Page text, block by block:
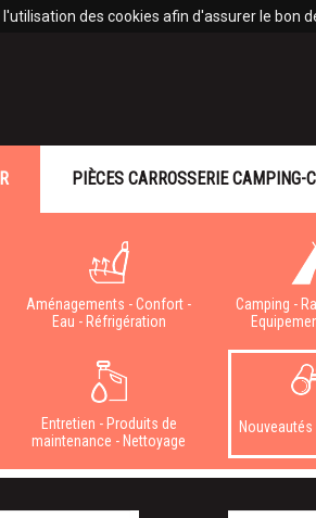
des cookies afin d'assurer le bon
Aménagements - Confort -
Eau - Réfrigération
Camping -
Entretien - Produits de
maintenance - Nettoyage
PIÈCES CARROSSERIE CAMPING-